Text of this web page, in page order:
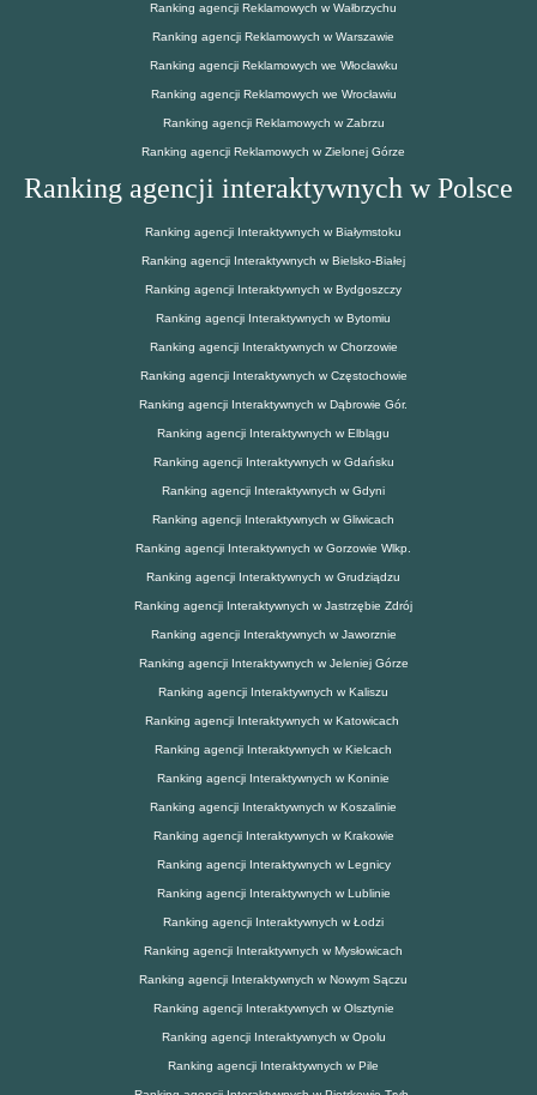
Ranking agencji Reklamowych w Wałbrzychu
Ranking agencji Reklamowych w Warszawie
Ranking agencji Reklamowych we Włocławku
Ranking agencji Reklamowych we Wrocławiu
Ranking agencji Reklamowych w Zabrzu
Ranking agencji Reklamowych w Zielonej Górze
Ranking agencji interaktywnych w Polsce
Ranking agencji Interaktywnych w Białymstoku
Ranking agencji Interaktywnych w Bielsko-Białej
Ranking agencji Interaktywnych w Bydgoszczy
Ranking agencji Interaktywnych w Bytomiu
Ranking agencji Interaktywnych w Chorzowie
Ranking agencji Interaktywnych w Częstochowie
Ranking agencji Interaktywnych w Dąbrowie Gór.
Ranking agencji Interaktywnych w Elblągu
Ranking agencji Interaktywnych w Gdańsku
Ranking agencji Interaktywnych w Gdyni
Ranking agencji Interaktywnych w Gliwicach
Ranking agencji Interaktywnych w Gorzowie Wlkp.
Ranking agencji Interaktywnych w Grudziądzu
Ranking agencji Interaktywnych w Jastrzębie Zdrój
Ranking agencji Interaktywnych w Jaworznie
Ranking agencji Interaktywnych w Jeleniej Górze
Ranking agencji Interaktywnych w Kaliszu
Ranking agencji Interaktywnych w Katowicach
Ranking agencji Interaktywnych w Kielcach
Ranking agencji Interaktywnych w Koninie
Ranking agencji Interaktywnych w Koszalinie
Ranking agencji Interaktywnych w Krakowie
Ranking agencji Interaktywnych w Legnicy
Ranking agencji Interaktywnych w Lublinie
Ranking agencji Interaktywnych w Łodzi
Ranking agencji Interaktywnych w Mysłowicach
Ranking agencji Interaktywnych w Nowym Sączu
Ranking agencji Interaktywnych w Olsztynie
Ranking agencji Interaktywnych w Opolu
Ranking agencji Interaktywnych w Pile